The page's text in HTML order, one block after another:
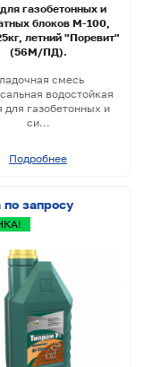
газобетонных и
блоков М-100,
летний "Поревит"
(56М/ПД).
смесь
водостойкая
для газобетонных и
си...
Подробнее
запросу